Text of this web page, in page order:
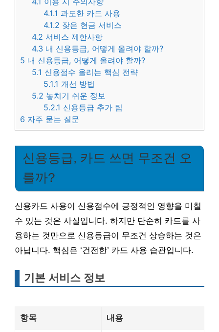
4.1.1 과도한 카드 사용
4.1.2 잦은 현금 서비스
4.2 서비스 제한사항
4.3 내 신용등급, 어떻게 올려야 할까?
5 내 신용등급, 어떻게 올려야 할까?
5.1 신용점수 올리는 핵심 전략
5.1.1 개선 방법
5.2 놓치기 쉬운 정보
5.2.1 신용등급 추가 팁
6 자주 묻는 질문
신용등급, 카드 쓰면 무조건 오
를까?
신용카드 사용이 신용점수에 긍정적인 영향을 미칠
수 있는 것은 사실입니다. 하지만 단순히 카드를 사
용하는 것만으로 신용등급이 무조건 상승하는 것은
아닙니다. 핵심은 ‘건전한’ 카드 사용 습관입니다.
기본 서비스 정보
항목 내용